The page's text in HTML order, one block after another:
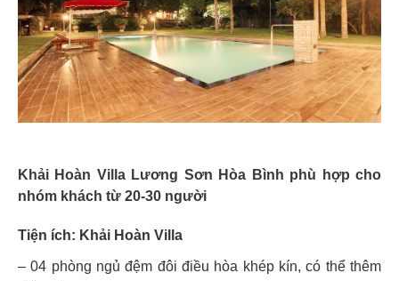
Khải Hoàn Villa Lương Sơn Hòa Bình phù hợp cho
nhóm khách từ 20-30 người
Tiện ích: Khải Hoàn Villa
– 04 phòng ngủ đệm đôi điều hòa khép kín, có thể thêm